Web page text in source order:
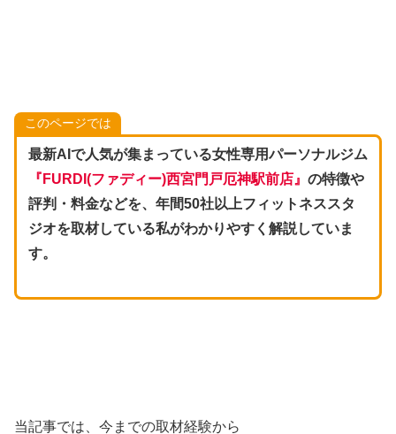
このページでは
最新AIで人気が集まっている女性専用パーソナルジム
『 FURDI(ファディー)西宮門戸厄神駅前店』 の特徴や
評判・料金などを、年間50社以上フィットネススタ
ジオを取材している私がわかりやすく解説していま
す。
当記事では、今までの取材経験から